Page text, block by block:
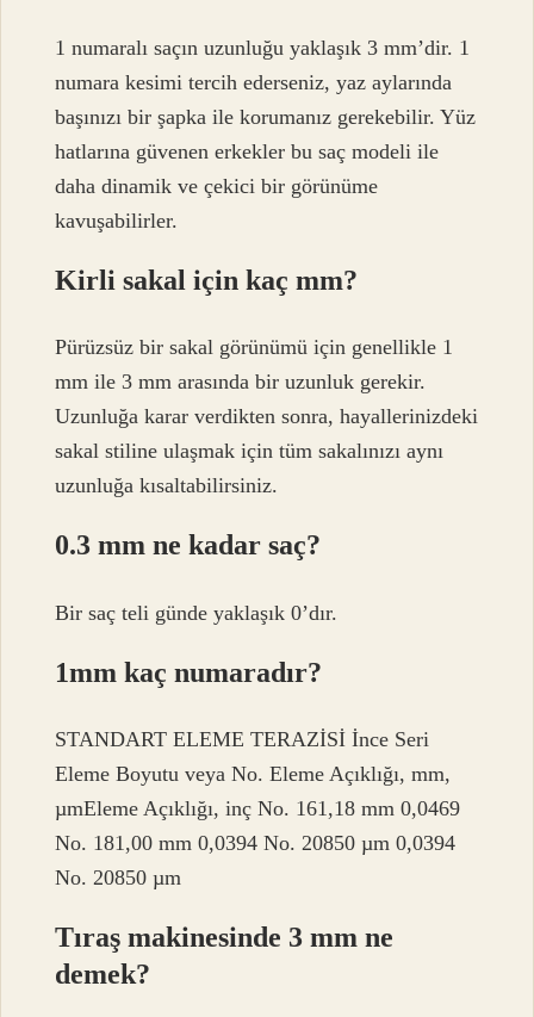
1 numaralı saçın uzunluğu yaklaşık 3 mm’dir. 1
numara kesimi tercih ederseniz, yaz aylarında
başınızı bir şapka ile korumanız gerekebilir. Yüz
hatlarına güvenen erkekler bu saç modeli ile
daha dinamik ve çekici bir görünüme
kavuşabilirler.
Kirli sakal için kaç mm?
Pürüzsüz bir sakal görünümü için genellikle 1
mm ile 3 mm arasında bir uzunluk gerekir.
Uzunluğa karar verdikten sonra, hayallerinizdeki
sakal stiline ulaşmak için tüm sakalınızı aynı
uzunluğa kısaltabilirsiniz.
0.3 mm ne kadar saç?
Bir saç teli günde yaklaşık 0’dır.
1mm kaç numaradır?
STANDART ELEME TERAZİSİ İnce Seri
Eleme Boyutu veya No. Eleme Açıklığı, mm,
µmEleme Açıklığı, inç No. 161,18 mm 0,0469
No. 181,00 mm 0,0394 No. 20850 µm 0,0394
No. 20850 µm
Tıraş makinesinde 3 mm ne
demek?